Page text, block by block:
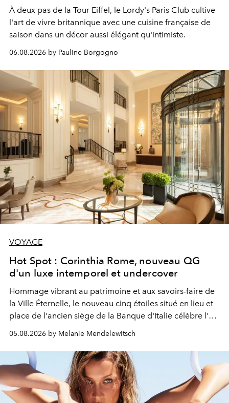
À deux pas de la Tour Eiffel, le Lordy's Paris Club cultive
l'art de vivre britannique avec une cuisine française de
saison dans un décor aussi élégant qu'intimiste.
06.08.2026 by Pauline Borgogno
VOYAGE
Hot Spot : Corinthia Rome, nouveau QG
d'un luxe intemporel et undercover
Hommage vibrant au patrimoine et aux savoirs-faire de
la Ville Éternelle, le nouveau cinq étoiles situé en lieu et
place de l'ancien siège de la Banque d'Italie célèbre l'art
de vivre Romain dans toute son élégance intemporelle.
05.08.2026 by Melanie Mendelewitsch